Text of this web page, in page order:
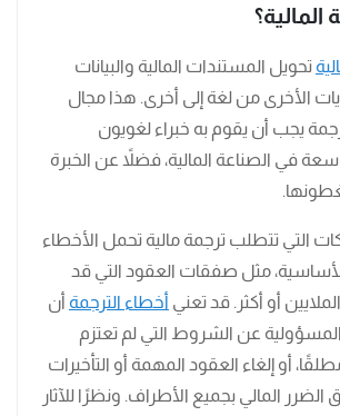
المالية؟
تحويل المستندات المالية والبيانات
الأخرى من لغة إلى أخرى. هذا مجال
يجب أن يقوم به خبراء لغويون
في الصناعة المالية، فضلاً عن الخبرة
التي تتطلب ترجمة مالية تحمل الأخطاء
مثل صفقات العقود التي قد
أو أكثر. قد تعني أخطاء الترجمة أن
عن الشروط التي لم تعتزم
أو إلغاء العقود المهمة أو التأخيرات
الضرر المالي بجميع الأطراف. ونظرًا للآثار